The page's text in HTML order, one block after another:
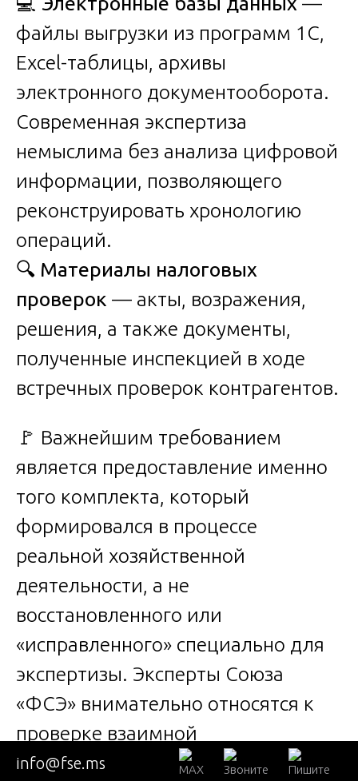
файлы выгрузки из программ 1С,
Excel-таблицы, архивы
электронного документооборота.
Современная экспертиза
немыслима без анализа цифровой
информации, позволяющего
реконструировать хронологию
операций.
🔍 Материалы налоговых
проверок — акты, возражения,
решения, а также документы,
полученные инспекцией в ходе
встречных проверок контрагентов.
🚩 Важнейшим требованием
является предоставление именно
того комплекта, который
формировался в процессе
реальной хозяйственной
деятельности, а не
восстановленного или
«исправленного» специально для
экспертизы. Эксперты Союза
«ФСЭ» внимательно относятся к
проверке взаимной
согласованности документов и
info@fse.ms